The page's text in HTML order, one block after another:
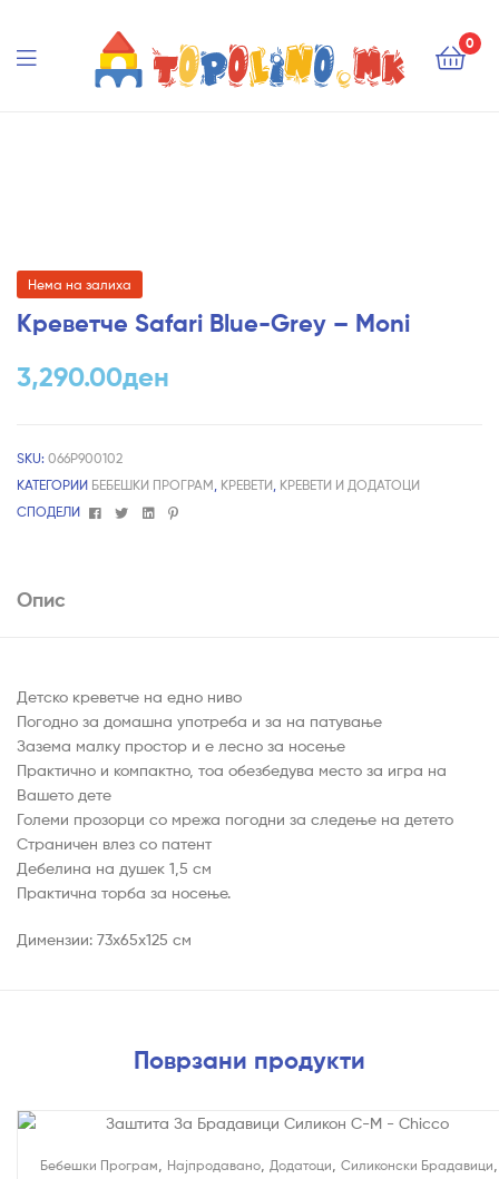
0
Нема на залиха
Креветче Safari Blue-Grey – Moni
3,290.00ден
SKU: 066P900102
КАТЕГОРИИ БЕБЕШКИ ПРОГРАМ КРЕВЕТИ КРЕВЕТИ И ДОДАТОЦИ
СПОДЕЛИ
FacebookTwitterLinkedin
Pinterest
Опис
Детско креветче на едно ниво
Погодно за домашна употреба и за на патување
Зазема малку простор и е лесно за носење
Практично и компактно, тоа обезбедува место за игра на
Вашето дете
Големи прозорци со мрежа погодни за следење на детето
Страничен влез со патент
Дебелина на душек 1,5 см
Практична торба за носење.
Димензии: 73x65x125 см
Поврзани продукти
Бебешки Програм Најпродавано, Додатоци Силиконски Брадавици